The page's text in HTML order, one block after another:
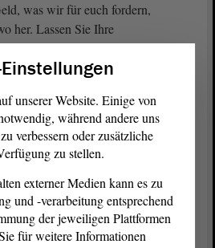
was wir für euch fordern,
her. Lassen Sie Ihre
Wettbewerb. Ich weiß nicht,
aber die Maut, die hier
muss von allen bezahlt
und von den
Dafür stellen
her.
unserer Website. Einige von
während andere uns
verbessern oder zusätzliche
zu stellen.
externer Medien kann es zu
und -verarbeitung entsprechend
der jeweiligen Plattformen
für weitere Informationen